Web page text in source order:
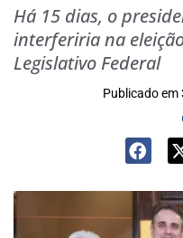
Há 15 dias, o
interferiria na
Legislativo Federal
Publicado em